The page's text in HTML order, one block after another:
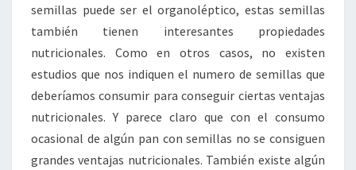
semillas puede ser el organoléptico, estas semillas
también tienen interesantes propiedades
nutricionales. Como en otros casos, no existen
estudios que nos indiquen el numero de semillas que
deberíamos consumir para conseguir ciertas ventajas
nutricionales. Y parece claro que con el consumo
ocasional de algún pan con semillas no se consiguen
grandes ventajas nutricionales. También existe algún